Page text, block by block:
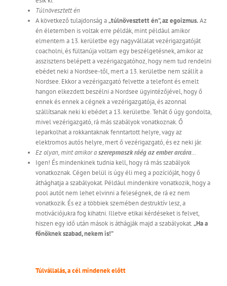
Túlnövesztett én
A következő tulajdonság a„túlnövesztett én”, az egoizmus.Az
én életemben is voltak erre példák, mint például amikor
elmentem a 13. kerületbe egy nagyvállalat vezérigazgatóját
coacholni, és fültanúja voltam egy beszélgetésnek, amikor az
asszisztens belépett a vezérigazgatóhoz, hogy nem tud rendelni
ebédet neki a Nordsee-től, mert a 13. kerületbe nem szállít a
Nordsee. Ekkor a vezérigazgató felvette a telefont és emelt
hangon elkezdett beszélni a Nordsee ügyintézőjével, hogy ő
ennek és ennek a cégnek a vezérigazgatója, és azonnal
szállítsanak neki ki ebédet a 13. kerületbe. Tehát ő úgy gondolta,
mivel vezérigazgató, rá más szabályok vonatkoznak. Ő
leparkolhat a rokkantaknak fenntartott helyre, vagy az
elektromos autós helyre, mert ő vezérigazgató, és ez neki jár.
Ez olyan, mint amikor aszerepmaszk ráég az ember arcára…
Igen! És mindenkinek tudnia kell, hogy rá más szabályok
vonatkoznak. Cégen belül is úgy éli meg a pozícióját, hogy ő
áthághatja a szabályokat. Például mindenkire vonatkozik, hogy a
pool autót nem lehet elvinni a feleségnek, de rá ez nem
vonatkozik. És ez a többiek szemében destruktív lesz, a
motivációjukra fog kihatni. Illetve etikai kérdéseket is felvet,
hiszen egy idő után mások is áthágják majd a szabályokat.„Ha a
főnöknek szabad, nekem is!”
Túlvállalás, a cél mindenek előtt